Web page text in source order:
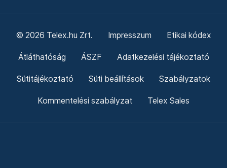
© 2026 Telex.hu Zrt. Impresszum Etikai kódex
Átláthatóság ÁSZF Adatkezelési tájékoztató
Sütitájékoztató Süti beállítások Szabályzatok
Kommentelési szabályzat Telex Sales